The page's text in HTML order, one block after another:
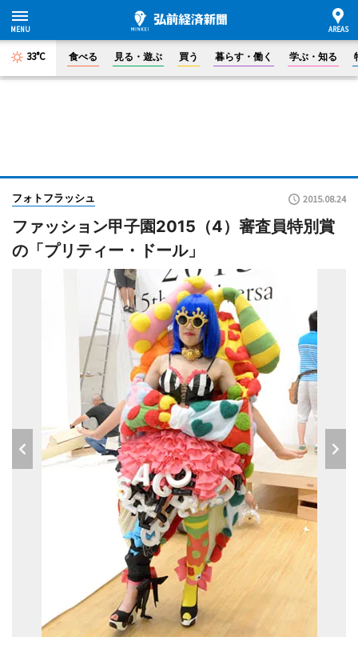
33°C 食べる 見る・遊ぶ 買う 暮らす・働く 学ぶ・知る
フォトフラッシュ 2015.08.24
ファッション甲子園2015（4）審査員特別賞
の「プリティー・ドール」